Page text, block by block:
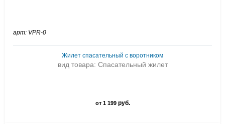
арт: VPR-0
Жилет спасательный с воротником
вид товара: Спасательный жилет
от 1 199руб.